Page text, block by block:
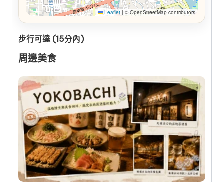
Leaflet | © OpenStreetMap contributors
步行可達 (15分內)
周邊美食